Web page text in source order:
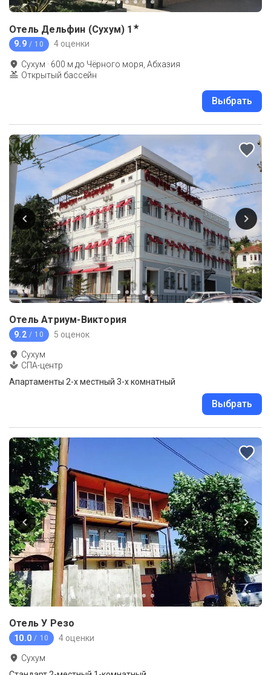
Отель Дельфин (Сухум) 1 ★
9.9 / 10 4 оценки
Сухум · 600 м до Чёрного моря, Абхазия
Открытый бассейн
Выбрать
Отель Атриум-Виктория
9.2 / 10 5 оценок
Сухум
СПА-центр
Апартаменты 2-х местный 3-х комнатный
Выбрать
Отель У Резо
10.0 / 10 4 оценки
Сухум